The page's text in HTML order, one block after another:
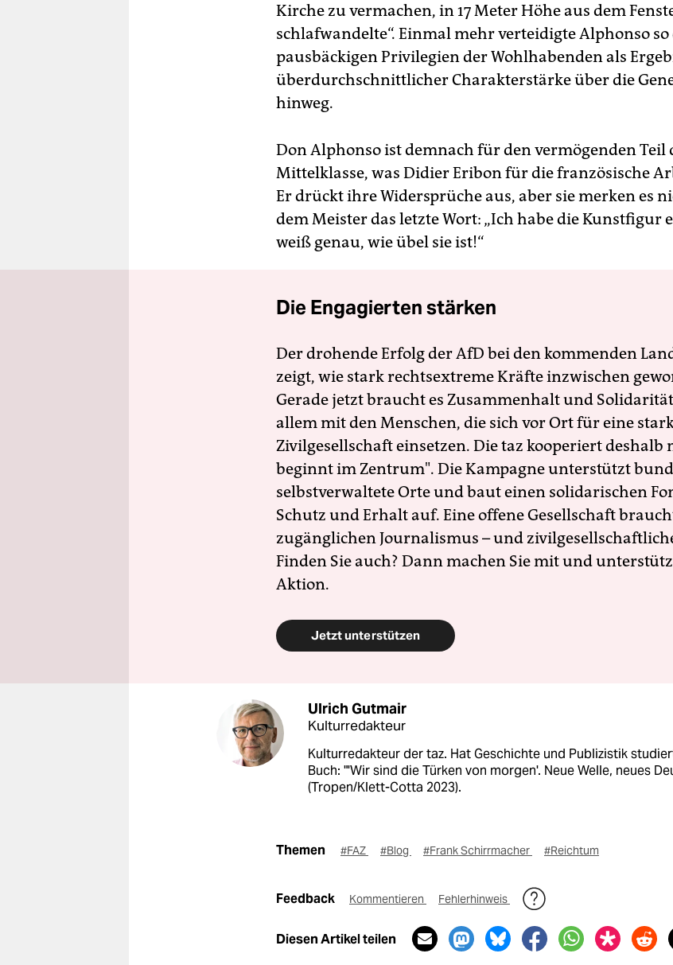
Kirche zu vermachen, in 17 Meter Höhe aus dem
schlafwandelte“. Einmal mehr verteidigte Alphonso so
pausbäckigen Privilegien der Wohlhabenden als
überdurchschnittlicher Charakterstärke über die
hinweg.
Don Alphonso ist demnach für den vermögenden Teil
Mittelklasse, was Didier Eribon für die französische
Er drückt ihre Widersprüche aus, aber sie merken es
dem Meister das letzte Wort: „Ich habe die Kunstfigur
weiß genau, wie übel sie ist!“
Die Engagierten stärken
Der drohende Erfolg der AfD bei den kommenden
zeigt, wie stark rechtsextreme Kräfte inzwischen
Gerade jetzt braucht es Zusammenhalt und
allem mit den Menschen, die sich vor Ort für eine
Zivilgesellschaft einsetzen. Die taz kooperiert deshalb
beginnt im Zentrum". Die Kampagne unterstützt
selbstverwaltete Orte und baut einen solidarischen
Schutz und Erhalt auf. Eine offene Gesellschaft
zugänglichen Journalismus – und
Finden Sie auch? Dann machen Sie mit und
Aktion.
Jetzt unterstützen
Ulrich Gutmair
Kulturredakteur
Kulturredakteur der taz. Hat Geschichte und Publizistik
Buch: "'Wir sind die Türken von morgen'. Neue Welle, neues
(Tropen/Klett-Cotta 2023).
Themen #FAZ #Blog #Frank Schirrmacher #Reichtum
Feedback Kommentieren Fehlerhinweis
Diesen Artikel teilen